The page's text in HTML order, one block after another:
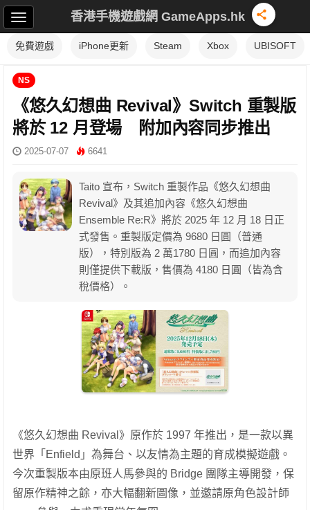
香港手機遊戲網 GameApps.hk
免費遊戲 iPhone更新 Steam Xbox UBISOFT
NS
《悠久幻想曲 Revival》Switch 重製版
將於 12 月登場 附加內容同步推出
2025-07-07 6641
Taito 宣布，Switch 重製作品《悠久幻想曲
Revival》及其追加內容《悠久幻想曲
Ensemble Re:R》將於 2025 年 12 月 18 日正
式發售。重製版定價為 9680 日圓（普通
版），特別版為 2 萬1780 日圓，而追加內容
則僅提供下載版，售價為 4180 日圓（皆為含
稅價格）。
《悠久幻想曲 Revival》原作於 1997 年推出，是一款以異
世界「Enfield」為舞台、以友情為主題的育成模擬遊戲。
今次重製版本由原班人馬參與的 Bridge 團隊主導開發，保
留原作精神之餘，亦大幅翻新圖像，並邀請原角色設計師